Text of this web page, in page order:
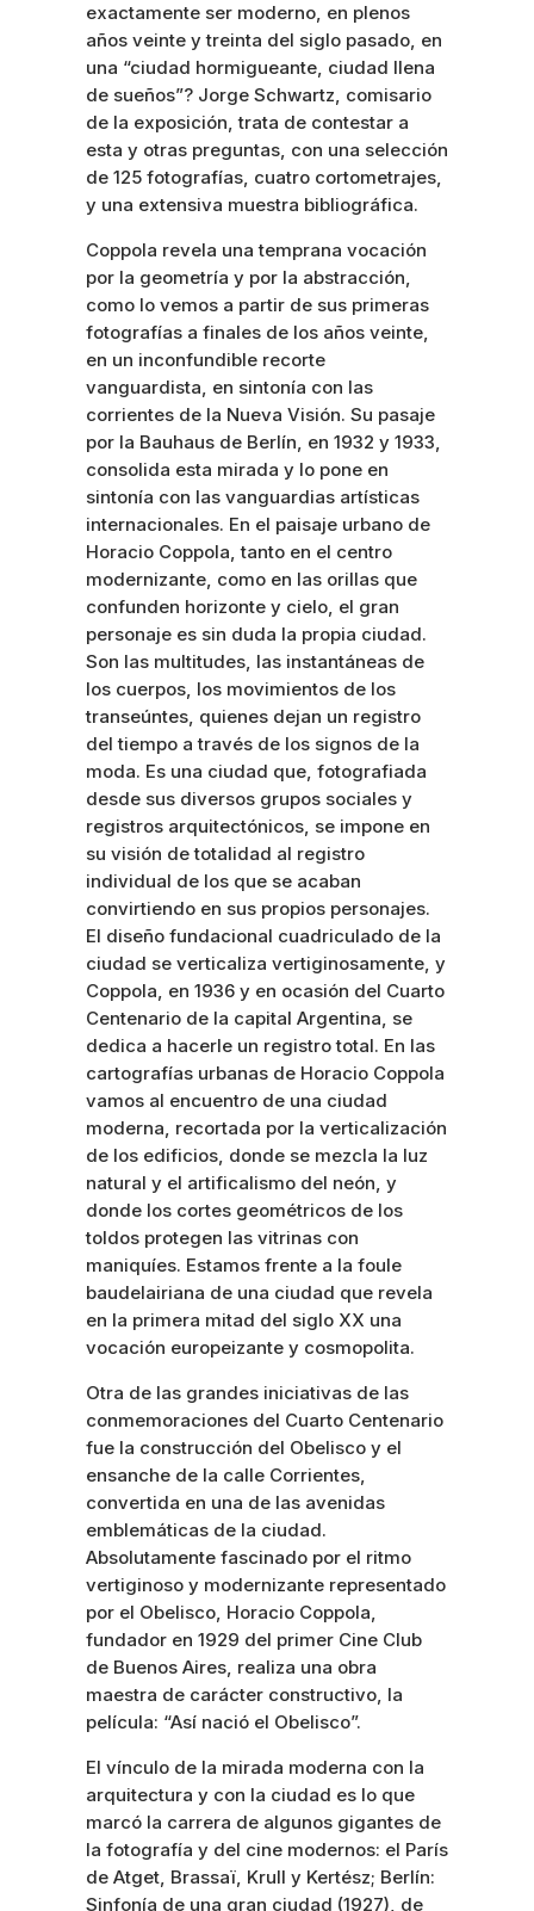
exactamente ser moderno, en plenos
años veinte y treinta del siglo pasado, en
una “ciudad hormigueante, ciudad llena
de sueños”? Jorge Schwartz, comisario
de la exposición, trata de contestar a
esta y otras preguntas, con una selección
de 125 fotografías, cuatro cortometrajes,
y una extensiva muestra bibliográfica.
Coppola revela una temprana vocación
por la geometría y por la abstracción,
como lo vemos a partir de sus primeras
fotografías a finales de los años veinte,
en un inconfundible recorte
vanguardista, en sintonía con las
corrientes de la Nueva Visión. Su pasaje
por la Bauhaus de Berlín, en 1932 y 1933,
consolida esta mirada y lo pone en
sintonía con las vanguardias artísticas
internacionales. En el paisaje urbano de
Horacio Coppola, tanto en el centro
modernizante, como en las orillas que
confunden horizonte y cielo, el gran
personaje es sin duda la propia ciudad.
Son las multitudes, las instantáneas de
los cuerpos, los movimientos de los
transeúntes, quienes dejan un registro
del tiempo a través de los signos de la
moda. Es una ciudad que, fotografiada
desde sus diversos grupos sociales y
registros arquitectónicos, se impone en
su visión de totalidad al registro
individual de los que se acaban
convirtiendo en sus propios personajes.
El diseño fundacional cuadriculado de la
ciudad se verticaliza vertiginosamente, y
Coppola, en 1936 y en ocasión del Cuarto
Centenario de la capital Argentina, se
dedica a hacerle un registro total. En las
cartografías urbanas de Horacio Coppola
vamos al encuentro de una ciudad
moderna, recortada por la verticalización
de los edificios, donde se mezcla la luz
natural y el artificalismo del neón, y
donde los cortes geométricos de los
toldos protegen las vitrinas con
maniquíes. Estamos frente a la foule
baudelairiana de una ciudad que revela
en la primera mitad del siglo XX una
vocación europeizante y cosmopolita.
Otra de las grandes iniciativas de las
conmemoraciones del Cuarto Centenario
fue la construcción del Obelisco y el
ensanche de la calle Corrientes,
convertida en una de las avenidas
emblemáticas de la ciudad.
Absolutamente fascinado por el ritmo
vertiginoso y modernizante representado
por el Obelisco, Horacio Coppola,
fundador en 1929 del primer Cine Club
de Buenos Aires, realiza una obra
maestra de carácter constructivo, la
película: “Así nació el Obelisco”.
El vínculo de la mirada moderna con la
arquitectura y con la ciudad es lo que
marcó la carrera de algunos gigantes de
la fotografía y del cine modernos: el París
de Atget, Brassaï, Krull y Kertész; Berlín:
Sinfonía de una gran ciudad (1927), de